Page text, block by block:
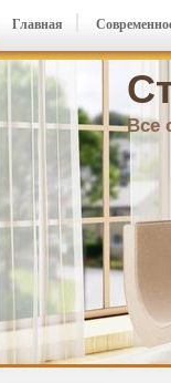
Все
Главная